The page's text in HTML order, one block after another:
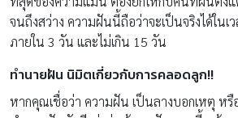
จนถึงสว่าง ความฝันนี้ถือว่าจะเป็นจริงได้ในเว
ภายใน 3 วัน และไม่เกิน 15 วัน
ทำนายฝัน นิมิตเกี่ยวกับการคลอดลูก!!
หากคุณเชื่อว่า ความฝัน เป็นลางบอกเหตุ ห